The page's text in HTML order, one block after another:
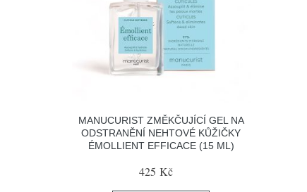
MANUCURIST ZMĚKČUJÍCÍ GEL NA
ODSTRANĚNÍ NEHTOVÉ KŮŽIČKY
ÉMOLLIENT EFFICACE (15 ML)
425 Kč